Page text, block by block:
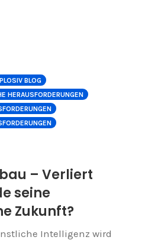
BLOG
HERAUSFORDERUNGEN
– Verliert
seine
Zukunft?
Intelligenz wird